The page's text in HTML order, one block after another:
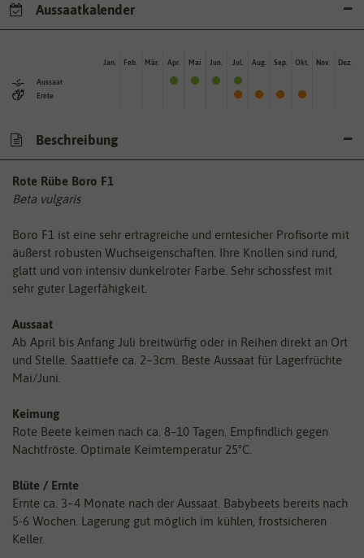
Aussaatkalender
Aussaat
Ernte
Jan. Feb. Mär. Apr. Mai Jun. Jul. Aug. Sep. Okt. Nov. Dez.
Beschreibung
Rote Rübe Boro F1
Beta vulgaris
Boro F1 ist eine sehr ertragreiche und erntesicher Profisorte mit
äußerst robusten Wuchseigenschaften. Ihre Knollen sind rund,
glatt und von intensiv dunkelroter Farbe. Sehr schossfest mit
sehr guter Lagerfähigkeit.
Aussaat
Ab April bis Anfang Juli breitwürfig oder in Reihen direkt an Ort
und Stelle. Saattiefe ca. 2–3cm. Beste Aussaat für Lagerfrüchte
Mai/Juni.
Keimung
Rote Beete keimen nach ca. 8–10 Tagen. Empfindlich gegen
Nachtfröste. Optimale Keimtemperatur 25°C.
Blüte / Ernte
Ernte ca. 3–4 Monate nach der Aussaat. Babybeets bereits nach
5-6 Wochen. Lagerung gut möglich im kühlen, frostsicheren
Keller.